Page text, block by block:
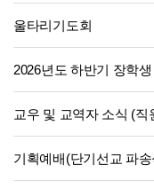
울타리기도회
2026년도 하반기 장학
교우 및 교역자 소식 (직
기획예배(단기선교 파송